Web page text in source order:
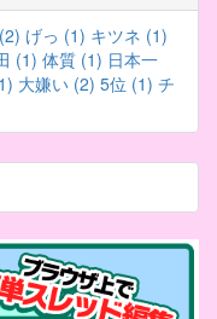
げっ (1) キツネ (1)
(1) 体質 (1) 日本一
大嫌い (2) 5位 (1) チ